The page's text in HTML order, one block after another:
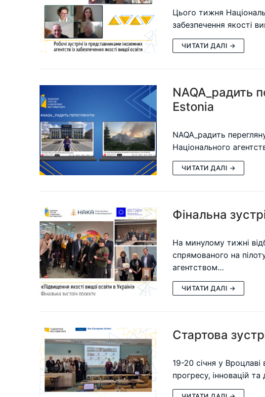
Цього тижня
забезпечення якості
ЧИТАТИ ДАЛІ →
NAQA_радить
Estonia
NAQA_радить
Національного
ЧИТАТИ ДАЛІ →
Фінальна
На минулому тижні
спрямованого на
агентством…
ЧИТАТИ ДАЛІ →
Стартова
19-20 січня у Вроцлаві
прогресу, інновацій